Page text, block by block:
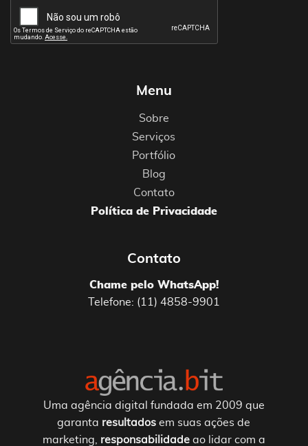
Uma agência digital fundada em 2009 que
garanta resultados em suas ações de
marketing, responsabilidadeao lidar com a
Menu
Sobre
Serviços
Portfólio
Blog
Contato
Política de Privacidade
Contato
Chame pelo WhatsApp!
Telefone: (11) 4858-9901